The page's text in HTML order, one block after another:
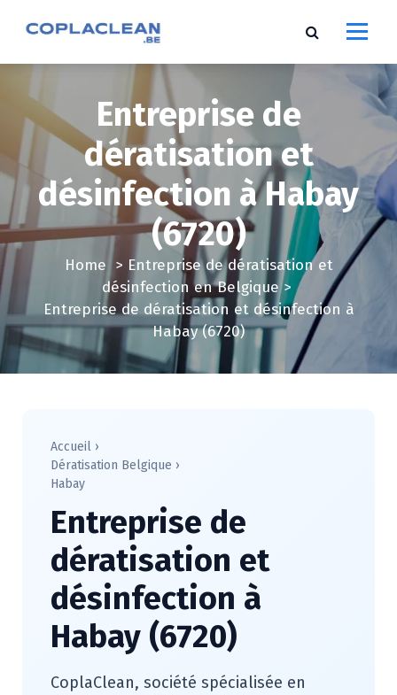
e
n
t
Entreprise de
dératisation et
désinfection à Habay
(6720)
Home > Entreprise de dératisation et
désinfection en Belgique>
Entreprise de dératisation et désinfection à
Habay (6720)
Accueil ›
Dératisation Belgique ›
Habay
Entreprise de
dératisation et
désinfection à
Habay (6720)
CoplaClean, société spécialisée en